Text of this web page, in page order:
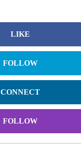
LIKE
FOLLOW
CONNECT
FOLLOW